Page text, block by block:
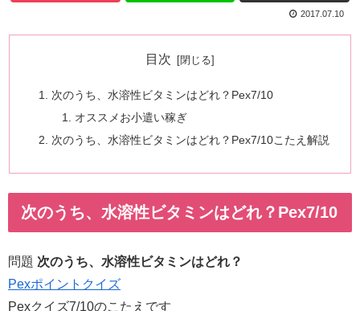
2017.07.10
目次
次のうち、水溶性ビタミンはどれ？Pex7/10
オススメお小遣い稼ぎ
次のうち、水溶性ビタミンはどれ？Pex7/10こたえ解説
次のうち、水溶性ビタミンはどれ？Pex7/10
問題 次のうち、水溶性ビタミンはどれ？
Pexポイントクイズ
Pexクイズ7/10のこたえです